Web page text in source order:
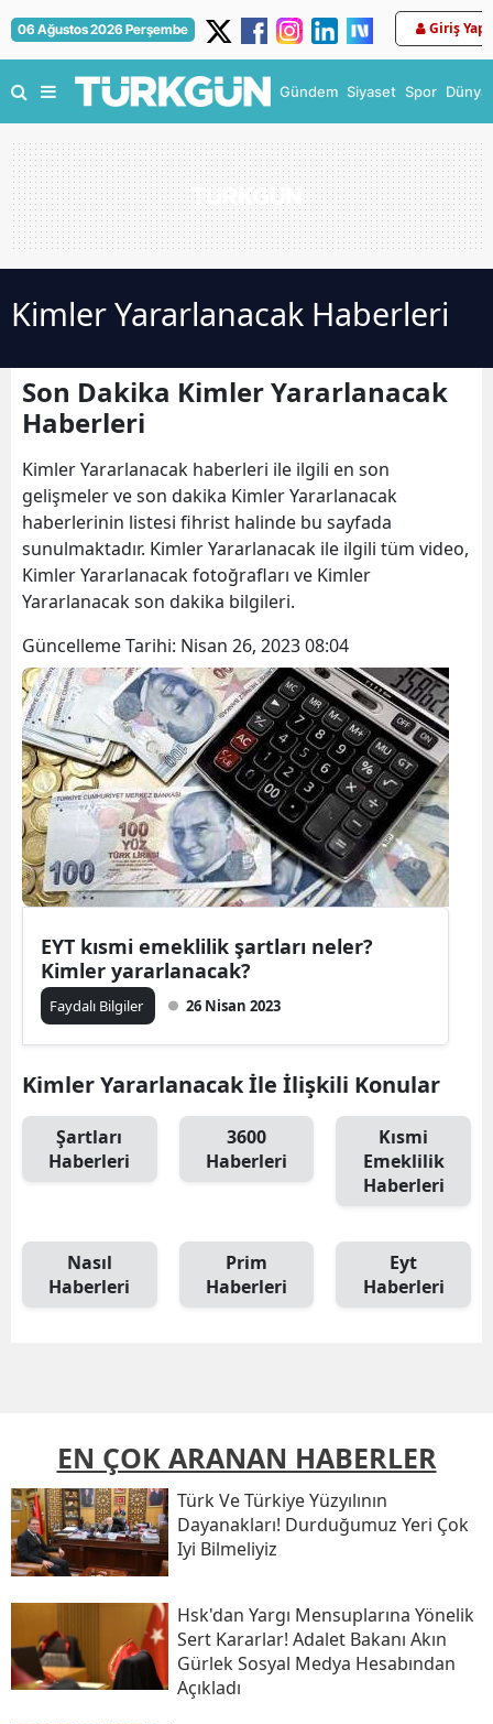
06 Ağustos 2026 Perşembe Giriş Yap
Gündem Siyaset Spor Dünya
Kimler Yararlanacak Haberleri
Son Dakika Kimler Yararlanacak
Haberleri
Kimler Yararlanacak haberleri ile ilgili en son
gelişmeler ve son dakika Kimler Yararlanacak
haberlerinin listesi fihrist halinde bu sayfada
sunulmaktadır. Kimler Yararlanacak ile ilgili tüm video,
Kimler Yararlanacak fotoğrafları ve Kimler
Yararlanacak son dakika bilgileri.
Güncelleme Tarihi: Nisan 26, 2023 08:04
EYT kısmi emeklilik şartları neler?
Kimler yararlanacak?
Faydalı Bilgiler 26 Nisan 2023
Kimler Yararlanacak İle İlişkili Konular
Şartları
Haberleri
3600
Haberleri
Kısmi
Emeklilik
Haberleri
Nasıl
Haberleri
Prim
Haberleri
Eyt
Haberleri
EN ÇOK ARANAN HABERLER
Türk Ve Türkiye Yüzyılının
Dayanakları! Durduğumuz Yeri Çok
Iyi Bilmeliyiz
Hsk'dan Yargı Mensuplarına Yönelik
Sert Kararlar! Adalet Bakanı Akın
Gürlek Sosyal Medya Hesabından
Açıkladı